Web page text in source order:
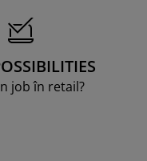
job în retail?